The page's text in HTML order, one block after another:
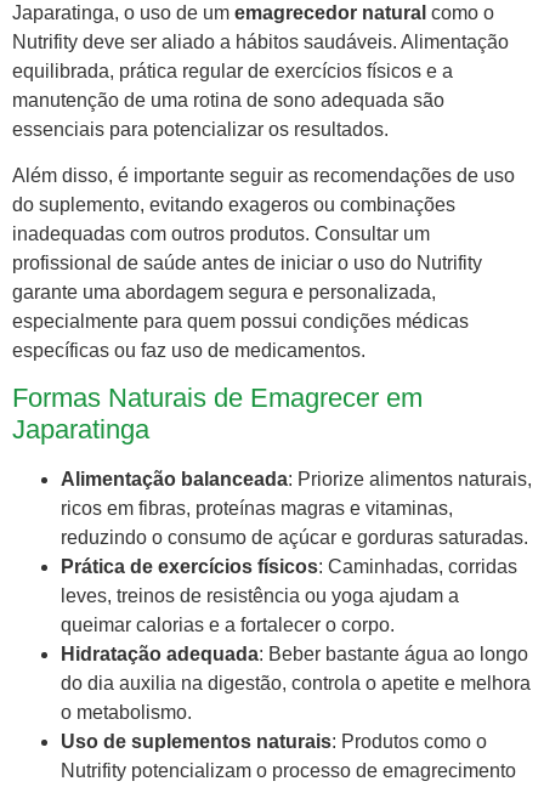
Japaratinga, o uso de um emagrecedor natural como o
Nutrifity deve ser aliado a hábitos saudáveis. Alimentação
equilibrada, prática regular de exercícios físicos e a
manutenção de uma rotina de sono adequada são
essenciais para potencializar os resultados.
Além disso, é importante seguir as recomendações de uso
do suplemento, evitando exageros ou combinações
inadequadas com outros produtos. Consultar um
profissional de saúde antes de iniciar o uso do Nutrifity
garante uma abordagem segura e personalizada,
especialmente para quem possui condições médicas
específicas ou faz uso de medicamentos.
Formas Naturais de Emagrecer em
Japaratinga
Alimentação balanceada: Priorize alimentos naturais,
ricos em fibras, proteínas magras e vitaminas,
reduzindo o consumo de açúcar e gorduras saturadas.
Prática de exercícios físicos: Caminhadas, corridas
leves, treinos de resistência ou yoga ajudam a
queimar calorias e a fortalecer o corpo.
Hidratação adequada: Beber bastante água ao longo
do dia auxilia na digestão, controla o apetite e melhora
o metabolismo.
Uso de suplementos naturais: Produtos como o
Nutrifity potencializam o processo de emagrecimento